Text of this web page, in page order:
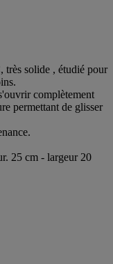
très solide , étudié pour
complètement
permettant de glisser
25 cm - largeur 20